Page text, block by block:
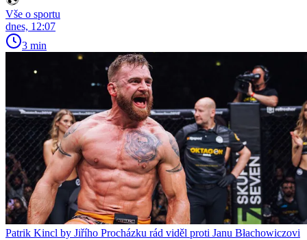
Vše o sportu
dnes, 12:07
3 min
Patrik Kincl by Jiřího Procházku rád viděl proti Janu Błachowiczovi